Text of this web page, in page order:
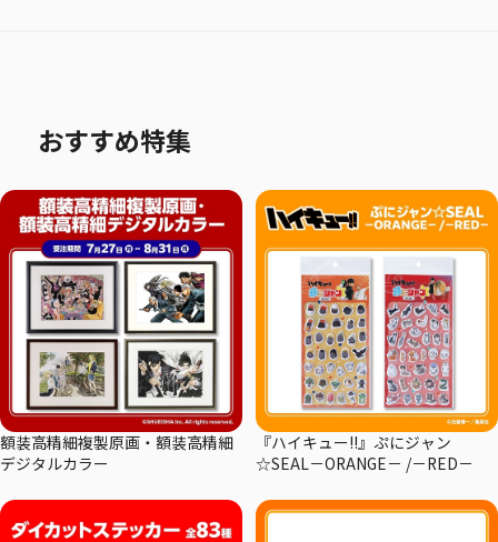
おすすめ特集
額装高精細複製原画・額装高精細
デジタルカラー
『ハイキュー!!』ぷにジャン
☆SEAL－ORANGE－ /－RED－